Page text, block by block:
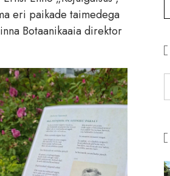
eri paikade taimedega
Botaanikaaia direktor